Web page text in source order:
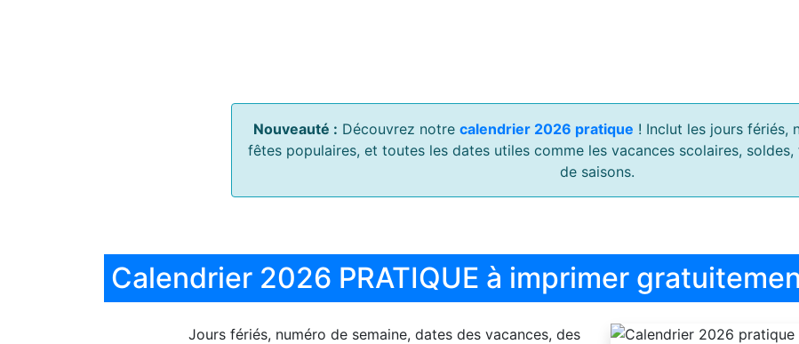
Nouveauté : Découvrez notre calendrier 2026 pratique ! Inclut les jours fériés,
fêtes populaires, et toutes les dates utiles comme les vacances scolaires,
de saisons.
Calendrier 2026 PRATIQUE à imprimer
Jours fériés, numéro de semaine, dates des vacances, des